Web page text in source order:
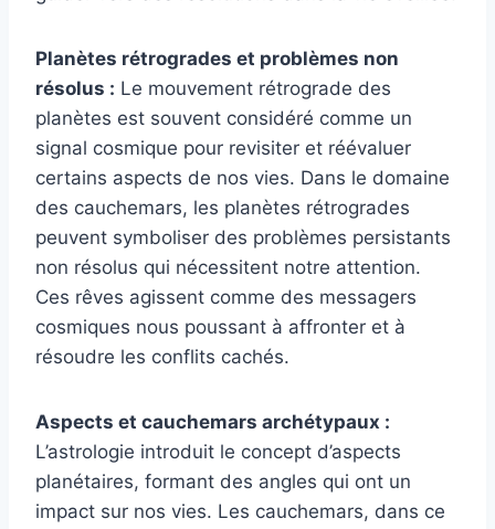
Planètes rétrogrades et problèmes non
résolus : Le mouvement rétrograde des
planètes est souvent considéré comme un
signal cosmique pour revisiter et réévaluer
certains aspects de nos vies. Dans le domaine
des cauchemars, les planètes rétrogrades
peuvent symboliser des problèmes persistants
non résolus qui nécessitent notre attention.
Ces rêves agissent comme des messagers
cosmiques nous poussant à affronter et à
résoudre les conflits cachés.
Aspects et cauchemars archétypaux :
L’astrologie introduit le concept d’aspects
planétaires, formant des angles qui ont un
impact sur nos vies. Les cauchemars, dans ce